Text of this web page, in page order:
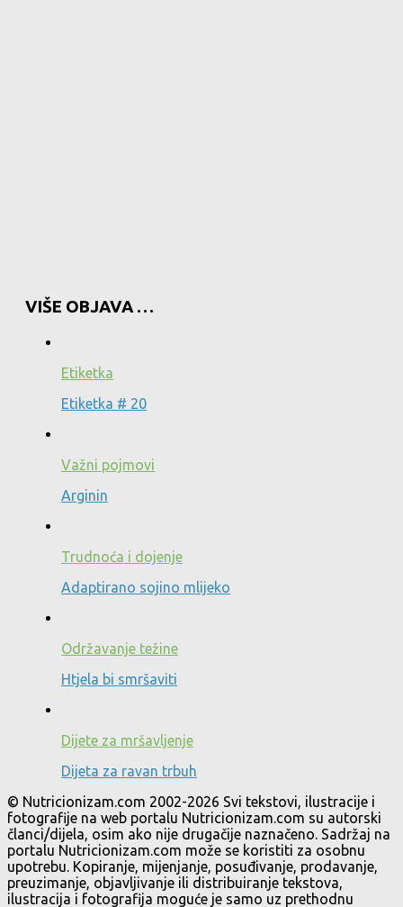
VIŠE OBJAVA …
Etiketka
Etiketka # 20
Važni pojmovi
Arginin
Trudnoća i dojenje
Adaptirano sojino mlijeko
Održavanje težine
Htjela bi smršaviti
Dijete za mršavljenje
Dijeta za ravan trbuh
© Nutricionizam.com 2002-2026 Svi tekstovi, ilustracije i
fotografije na web portalu Nutricionizam.com su autorski
članci/dijela, osim ako nije drugačije naznačeno. Sadržaj na
portalu Nutricionizam.com može se koristiti za osobnu
upotrebu. Kopiranje, mijenjanje, posuđivanje, prodavanje,
preuzimanje, objavljivanje ili distribuiranje tekstova,
ilustracija i fotografija moguće je samo uz prethodnu